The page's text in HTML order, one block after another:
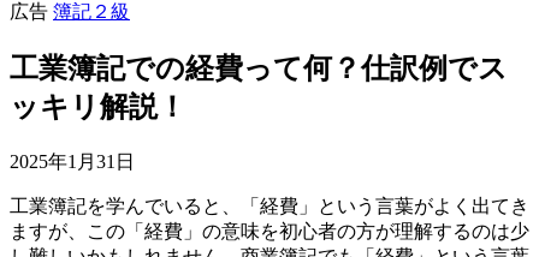
広告 簿記２級
工業簿記での経費って何？仕訳例でス
ッキリ解説！
2025年1月31日
工業簿記を学んでいると、「経費」という言葉がよく出てき
ますが、この「経費」の意味を初心者の方が理解するのは少